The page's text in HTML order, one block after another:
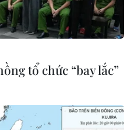
nhỏ
tổ chức “bay lắc”